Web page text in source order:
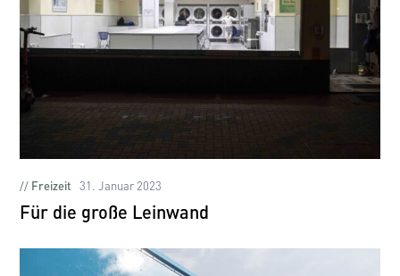
Freizeit 31. Januar 2023
Für die große Leinwand